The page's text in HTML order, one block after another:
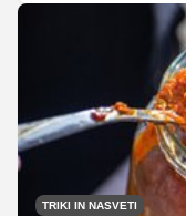
TRIKI IN NASVETI